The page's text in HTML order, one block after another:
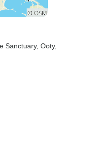
Sanctuary, Ooty,